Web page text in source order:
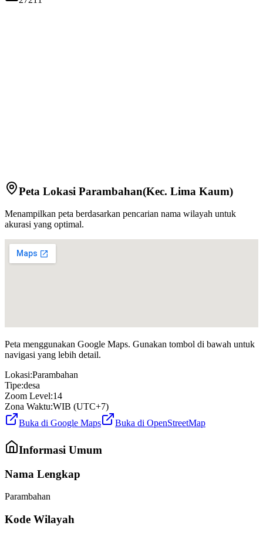
Peta Lokasi Parambahan(Kec. Lima Kaum)
Menampilkan peta berdasarkan pencarian nama wilayah untuk
akurasi yang optimal.
Peta menggunakan Google Maps. Gunakan tombol di bawah untuk
navigasi yang lebih detail.
Lokasi:Parambahan
Tipe:desa
Zoom Level:14
Zona Waktu:WIB (UTC+7)
Buka di Google Maps
Buka di OpenStreetMap
Informasi Umum
Nama Lengkap
Parambahan
Kode Wilayah